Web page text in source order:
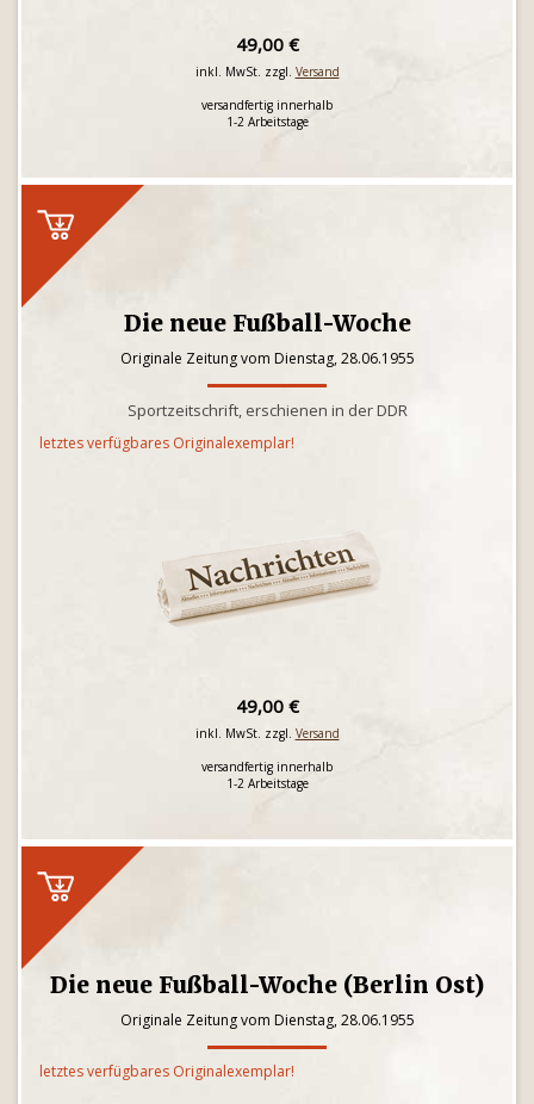
49,00 €
inkl. MwSt. zzgl. Versand
versandfertig innerhalb
1-2 Arbeitstage
Die neue Fußball-Woche
Originale Zeitung vom Dienstag, 28.06.1955
Sportzeitschrift, erschienen in der DDR
letztes verfügbares Originalexemplar!
49,00 €
inkl. MwSt. zzgl. Versand
versandfertig innerhalb
1-2 Arbeitstage
Die neue Fußball-Woche (Berlin Ost)
Originale Zeitung vom Dienstag, 28.06.1955
letztes verfügbares Originalexemplar!